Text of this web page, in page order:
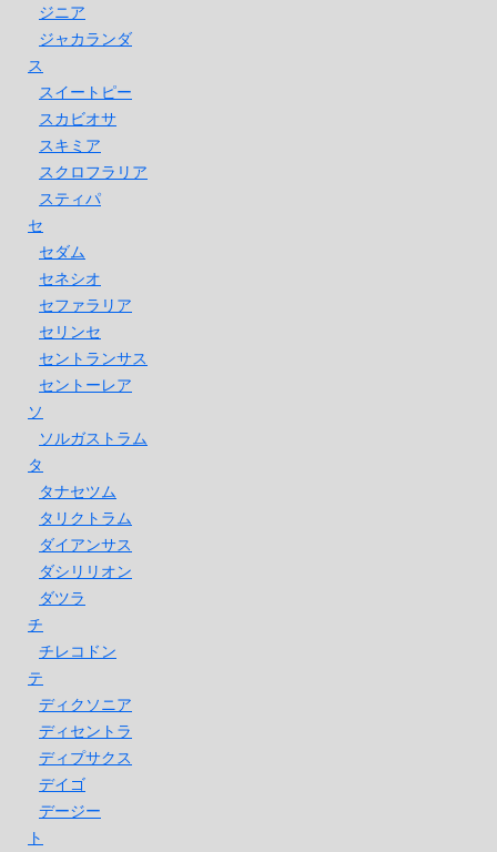
ジニア
ジャカランダ
ス
スイートピー
スカビオサ
スキミア
スクロフラリア
スティパ
セ
セダム
セネシオ
セファラリア
セリンセ
セントランサス
セントーレア
ソ
ソルガストラム
タ
タナセツム
タリクトラム
ダイアンサス
ダシリリオン
ダツラ
チ
チレコドン
テ
ディクソニア
ディセントラ
ディプサクス
デイゴ
デージー
ト